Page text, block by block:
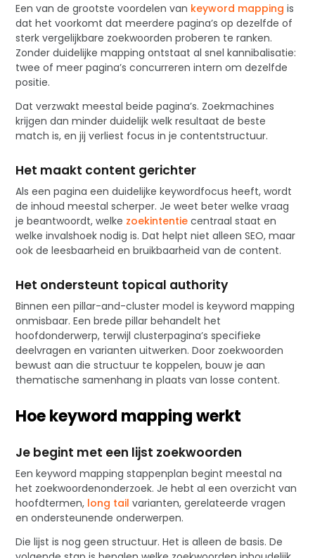
Een van de grootste voordelen van keyword mapping is
dat het voorkomt dat meerdere pagina’s op dezelfde of
sterk vergelijkbare zoekwoorden proberen te ranken.
Zonder duidelijke mapping ontstaat al snel kannibalisatie:
twee of meer pagina’s concurreren intern om dezelfde
positie.
Dat verzwakt meestal beide pagina’s. Zoekmachines
krijgen dan minder duidelijk welk resultaat de beste
match is, en jij verliest focus in je contentstructuur.
Het maakt content gerichter
Als een pagina een duidelijke keywordfocus heeft, wordt
de inhoud meestal scherper. Je weet beter welke vraag
je beantwoordt, welke zoekintentie centraal staat en
welke invalshoek nodig is. Dat helpt niet alleen SEO, maar
ook de leesbaarheid en bruikbaarheid van de content.
Het ondersteunt topical authority
Binnen een pillar-and-cluster model is keyword mapping
onmisbaar. Een brede pillar behandelt het
hoofdonderwerp, terwijl clusterpagina’s specifieke
deelvragen en varianten uitwerken. Door zoekwoorden
bewust aan die structuur te koppelen, bouw je aan
thematische samenhang in plaats van losse content.
Hoe keyword mapping werkt
Je begint met een lijst zoekwoorden
Een keyword mapping stappenplan begint meestal na
het zoekwoordenonderzoek. Je hebt al een overzicht van
hoofdtermen, long tail varianten, gerelateerde vragen
en ondersteunende onderwerpen.
Die lijst is nog geen structuur. Het is alleen de basis. De